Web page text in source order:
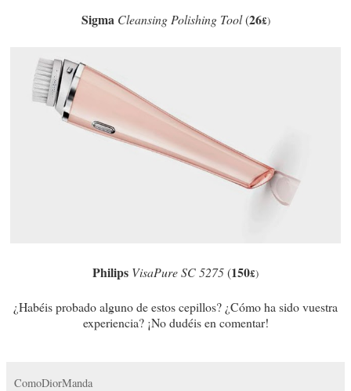
Sigma Cleansing Polishing Tool(26£)
Philips VisaPure SC 5275(150£)
¿Habéis probado alguno de estos cepillos? ¿Cómo ha sido vuestra
experiencia? ¡No dudéis en comentar!
ComoDiorManda